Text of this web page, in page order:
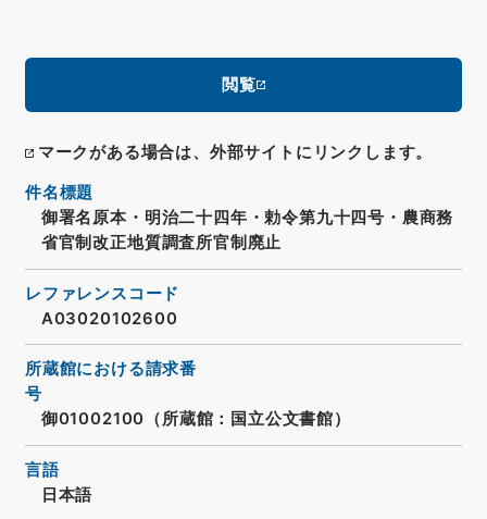
閲覧
マークがある場合は、外部サイトにリンクします。
件名標題
御署名原本・明治二十四年・勅令第九十四号・農商務
省官制改正地質調査所官制廃止
レファレンスコード
A03020102600
所蔵館における請求番
号
御01002100（所蔵館：国立公文書館）
言語
日本語